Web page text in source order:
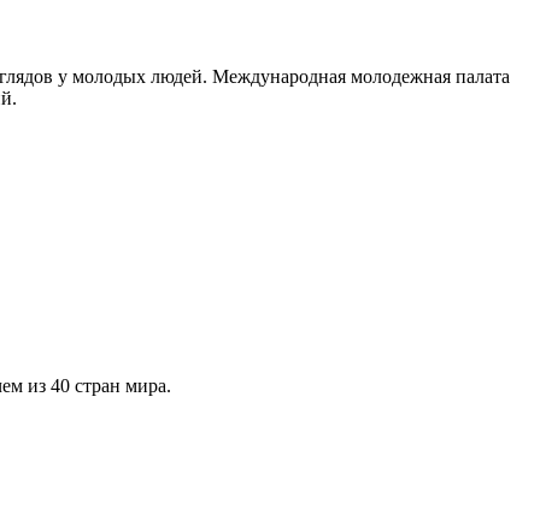
у молодых людей. Международная молодежная палата
из 40 стран мира.